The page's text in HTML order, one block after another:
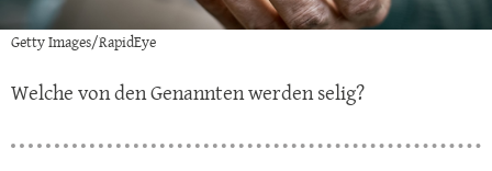
Getty Images/RapidEye
Welche von den Genannten werden selig?